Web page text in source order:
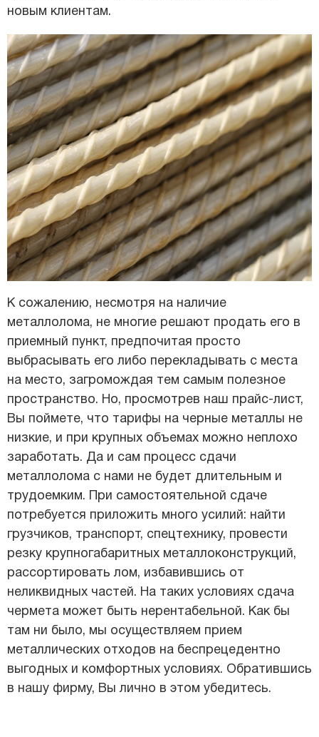
новым клиентам.
К сожалению, несмотря на наличие
металлолома, не многие решают продать его в
приемный пункт, предпочитая просто
выбрасывать его либо перекладывать с места
на место, загромождая тем самым полезное
пространство. Но, просмотрев наш прайс-лист,
Вы поймете, что тарифы на черные металлы не
низкие, и при крупных объемах можно неплохо
заработать. Да и сам процесс сдачи
металлолома с нами не будет длительным и
трудоемким. При самостоятельной сдаче
потребуется приложить много усилий: найти
грузчиков, транспорт, спецтехнику, провести
резку крупногабаритных металлоконструкций,
рассортировать лом, избавившись от
неликвидных частей. На таких условиях сдача
чермета может быть нерентабельной. Как бы
там ни было, мы осуществляем прием
металлических отходов на беспрецедентно
выгодных и комфортных условиях. Обратившись
в нашу фирму, Вы лично в этом убедитесь.